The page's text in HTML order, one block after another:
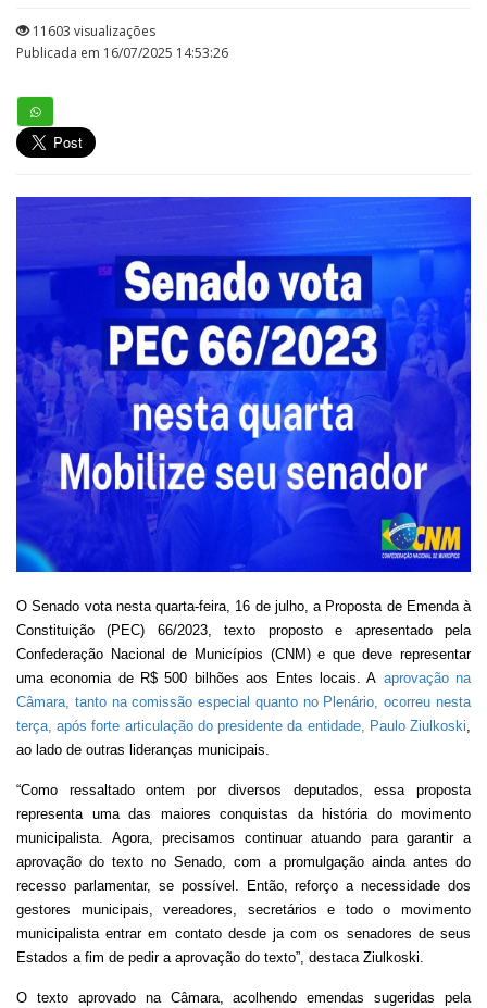
11603 visualizações
Publicada em 16/07/2025 14:53:26
O Senado vota nesta quarta-feira, 16 de julho, a Proposta de Emenda à
Constituição (PEC) 66/2023, texto proposto e apresentado pela
Confederação Nacional de Municípios (CNM) e que deve representar
uma economia de R$ 500 bilhões aos Entes locais. A aprovação na
Câmara, tanto na comissão especial quanto no Plenário, ocorreu nesta
terça, após forte articulação do presidente da entidade, Paulo Ziulkoski,
ao lado de outras lideranças municipais.
“Como ressaltado ontem por diversos deputados, essa proposta
representa uma das maiores conquistas da história do movimento
municipalista. Agora, precisamos continuar atuando para garantir a
aprovação do texto no Senado, com a promulgação ainda antes do
recesso parlamentar, se possível. Então, reforço a necessidade dos
gestores municipais, vereadores, secretários e todo o movimento
municipalista entrar em contato desde ja com os senadores de seus
Estados a fim de pedir a aprovação do texto”, destaca Ziulkoski.
O texto aprovado na Câmara, acolhendo emendas sugeridas pela